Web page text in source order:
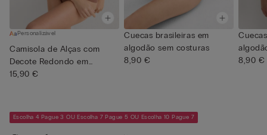
Personalizável
Camisola de Alças com
Decote Redondo em
Algodão se...
15,90 €
Cuecas brasileiras em
algodão sem costuras
8,90 €
8,90 €
Escolha 4 Pague 3 OU Escolha 7 Pague 5 OU Escolha 10 Pague 7